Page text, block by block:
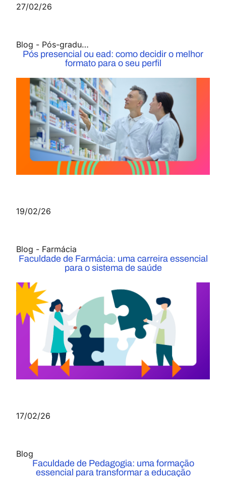
27/02/26
Blog - Pós-graduação
Pós presencial ou ead: como decidir o melhor
formato para o seu perfil
19/02/26
Blog - Farmácia
Faculdade de Farmácia: uma carreira essencial
para o sistema de saúde
17/02/26
Blog
Faculdade de Pedagogia: uma formação
essencial para transformar a educação